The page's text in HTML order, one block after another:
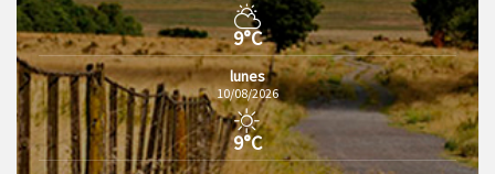
9°C
lunes
10/08/2026
9°C